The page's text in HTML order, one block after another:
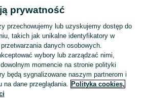
Skorzystaj z największego serwisu ogłoszeniowego - Wólka i okolice! Kupuj to, czego pragniesz i sprzedawaj to, czego już nie potrzebujesz! Zobacz
prywatność
przechowujemy lub uzyskujemy dostęp do
takich jak unikalne identyfikatory w
danych osobowych.
wybory lub zarządzać nimi,
momencie na stronie polityki
będą sygnalizowane naszym partnerom i
na dane przeglądania. Polityka cookies,